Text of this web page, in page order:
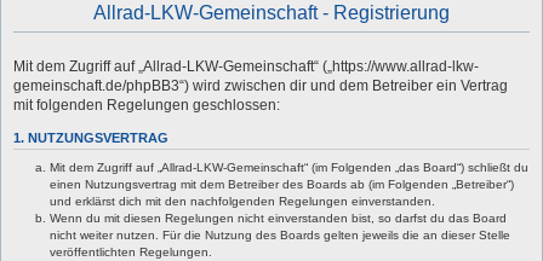
Allrad-LKW-Gemeinschaft - Registrierung
Mit dem Zugriff auf „Allrad-LKW-Gemeinschaft“ („https://www.allrad-lkw-
gemeinschaft.de/phpBB3“) wird zwischen dir und dem Betreiber ein Vertrag
mit folgenden Regelungen geschlossen:
1. NUTZUNGSVERTRAG
Mit dem Zugriff auf „Allrad-LKW-Gemeinschaft“ (im Folgenden „das Board“) schließt du
einen Nutzungsvertrag mit dem Betreiber des Boards ab (im Folgenden „Betreiber“)
und erklärst dich mit den nachfolgenden Regelungen einverstanden.
Wenn du mit diesen Regelungen nicht einverstanden bist, so darfst du das Board
nicht weiter nutzen. Für die Nutzung des Boards gelten jeweils die an dieser Stelle
veröffentlichten Regelungen.